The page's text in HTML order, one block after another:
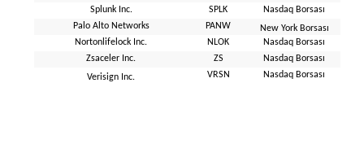
Splunk Inc.
SPLK
Nasdaq Borsası
Palo Alto Networks
PANW
New York Borsası
Nortonlifelock Inc.
NLOK
Nasdaq Borsası
Zsaceler Inc.
ZS
Nasdaq Borsası
Verisign Inc.
VRSN Nasdaq Borsası